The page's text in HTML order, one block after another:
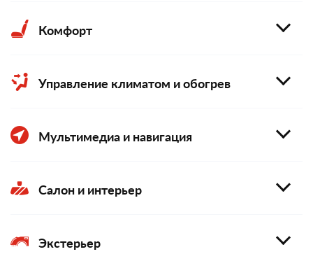
Комфорт
Управление климатом и обогрев
Мультимедиа и навигация
Салон и интерьер
Экстерьер